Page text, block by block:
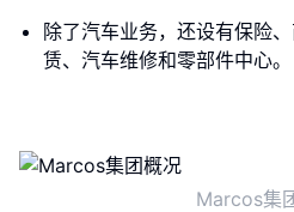
除了汽车业务，还设有保险
赁、汽车维修和零部件中心。
Marcos集